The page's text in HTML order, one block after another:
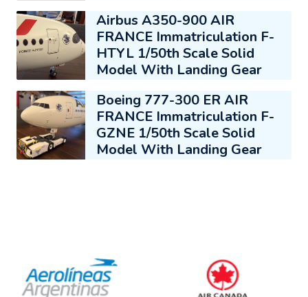
Airbus A350-900 AIR
FRANCE Immatriculation F-
HTYL 1/50th Scale Solid
Model With Landing Gear
Boeing 777-300 ER AIR
FRANCE Immatriculation F-
GZNE 1/50th Scale Solid
Model With Landing Gear